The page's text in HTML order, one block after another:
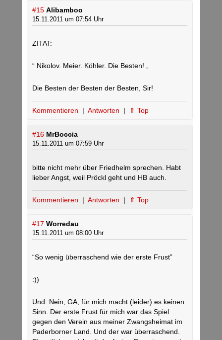
#15 Alibamboo
15.11.2011 um 07:54 Uhr
ZITAT:
“ Nikolov. Meier. Köhler. Die Besten! „
Die Besten der Besten der Besten, Sir!
Kommentieren | Antworten | ⇑ Top
#16 MrBoccia
15.11.2011 um 07:59 Uhr
bitte nicht mehr über Friedhelm sprechen. Habt
lieber Angst, weil Pröckl geht und HB auch.
Kommentieren | Antworten | ⇑ Top
#17 Worredau
15.11.2011 um 08:00 Uhr
“So wenig überraschend wie der erste Frust”
:))
Und: Nein, GA, für mich macht (leider) es keinen
Sinn. Der erste Frust für mich war das Spiel
gegen den Verein aus meiner Zwangsheimat im
Paderborner Land. Und der war überraschend.